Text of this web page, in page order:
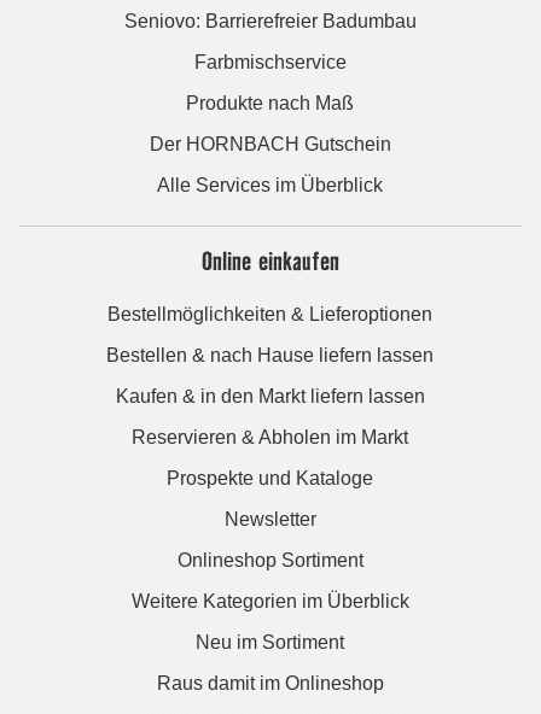
Seniovo: Barrierefreier Badumbau
Farbmischservice
Produkte nach Maß
Der HORNBACH Gutschein
Alle Services im Überblick
Online einkaufen
Bestellmöglichkeiten & Lieferoptionen
Bestellen & nach Hause liefern lassen
Kaufen & in den Markt liefern lassen
Reservieren & Abholen im Markt
Prospekte und Kataloge
Newsletter
Onlineshop Sortiment
Weitere Kategorien im Überblick
Neu im Sortiment
Raus damit im Onlineshop